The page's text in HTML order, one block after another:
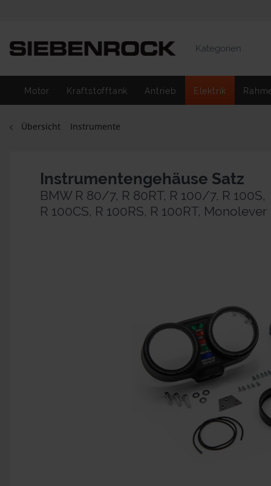
Kategorien
Motor Kraftstofftank Antrieb Elektrik
Übersicht Instrumente
Instrumentengehäuse Satz
BMW R 80/7, R 80RT, R 100/7, R 100S,
R 100CS, R 100RS, R 100RT, Monolever